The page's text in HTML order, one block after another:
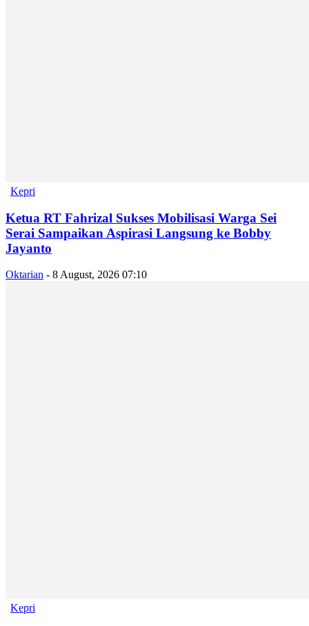
Kepri
Ketua RT Fahrizal Sukses Mobilisasi Warga Sei
Serai Sampaikan Aspirasi Langsung ke Bobby
Jayanto
Oktarian - 8 August, 2026 07:10
Kepri